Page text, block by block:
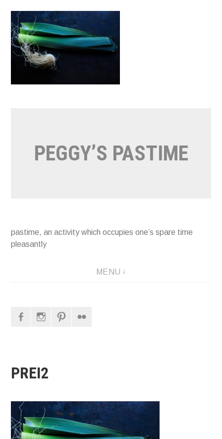
Naar
de
inhoud
springen
PEGGY’S PASTIME
pastime, an activity which occupies one’s spare time
pleasantly
MENU
FacebookInstagram
PREI2